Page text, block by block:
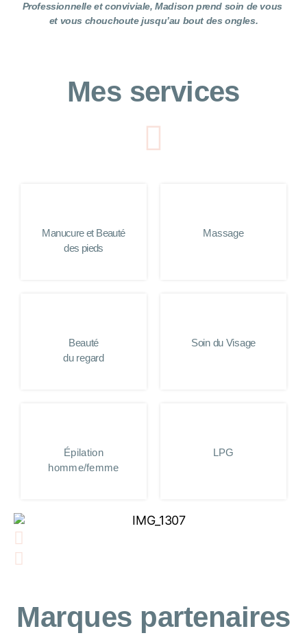
Professionnelle et conviviale, Madison prend soin de vous
et vous chouchoute jusqu’au bout des ongles.
Mes services
Manucure et Beauté
des pieds
Massage
Beauté
du regard
Soin du Visage
Épilation
homme/femme
LPG
Marques partenaires